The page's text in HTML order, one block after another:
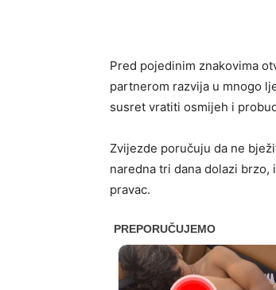
Pred pojedinim znakovima
partnerom razvija u mnogo
susret vratiti osmijeh i
Zvijezde poručuju da ne
naredna tri dana dolazi
pravac.